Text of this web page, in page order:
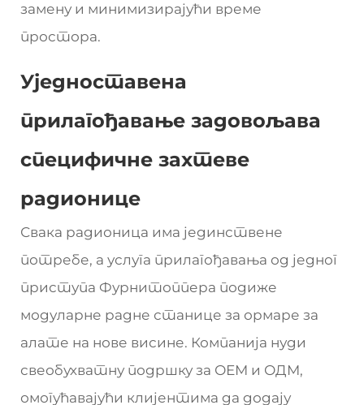
замену и минимизирајући време
простора.
Уједноставена
прилагођавање задовољава
специфичне захтеве
радионице
Свака радионица има јединствене
потребе, а услуга прилагођавања од једног
приступа Фурнитоппера подиже
модуларне радне станице за ормаре за
алате на нове висине. Компанија нуди
свеобухватну подршку за ОЕМ и ОДМ,
омогућавајући клијентима да додају